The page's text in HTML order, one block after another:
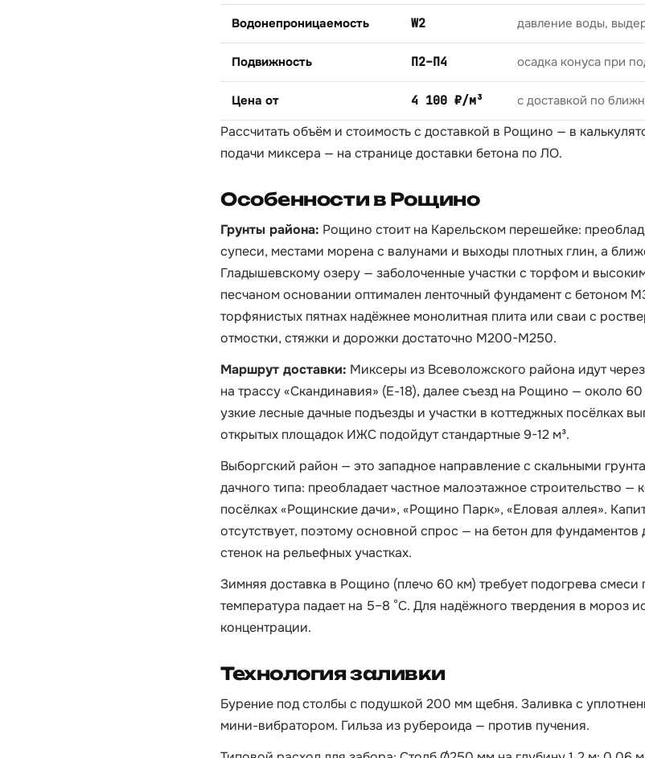
Водонепроницаемость W2 давление воды,
Подвижность П2–П4 осадка конуса при
Цена от 4 100 ₽/м³ с доставкой по
Рассчитать объём и стоимость с доставкой в Рощино — в
подачи миксера — на страницедоставки бетона по ЛО.
Особенности в Рощино
Грунты района: Рощино стоит на Карельском перешейке:
супеси, местами морена с валунами и выходы плотных глин, а
Гладышевскому озеру — заболоченные участки с торфом и
песчаном основании оптимален ленточный фундамент с бетоном
торфянистых пятнах надёжнее монолитная плита или сваи с
отмостки, стяжки и дорожки достаточно М200-М250.
Маршрут доставки: Миксеры из Всеволожского района идут
на трассу «Скандинавия» (Е-18), далее съезд на Рощино — около
узкие лесные дачные подъезды и участки в коттеджных посёлках
открытых площадок ИЖС подойдут стандартные 9-12 м³.
Выборгский район — это западное направление с скальными
дачного типа: преобладает частное малоэтажное строительство
посёлках «Рощинские дачи», «Рощино Парк», «Еловая аллея».
отсутствует, поэтому основной спрос — на бетон для
стенок на рельефных участках.
Зимняя доставка в Рощино (плечо 60 км) требует подогрева смеси
температура падает на 5–8 °C. Для надёжного твердения в мороз
концентрации.
Технология заливки
Бурение под столбы с подушкой 200 мм щебня. Заливка с
мини-вибратором. Гильза из рубероида — против пучения.